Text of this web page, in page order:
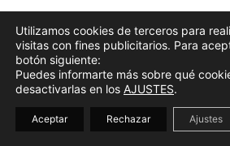
Utilizamos cookies de terceros para
visitas con fines publicitarios. Para
botón siguiente:
Puedes informarte más sobre qué
desactivarlas en los AJUSTES.
Aceptar Rechazar Ajustes